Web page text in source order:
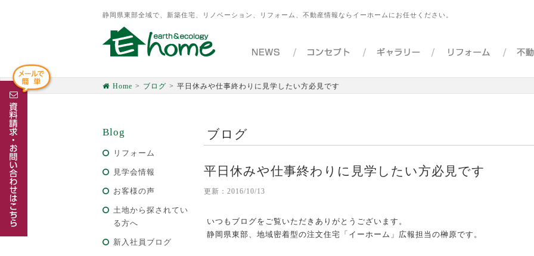
静岡県東部全域で、新築住宅、リノベーション、リフォーム、不動産情報ならイーホームにお任せください。
Home ブログ 平日休みや仕事終わりに見学したい方必見です
Blog
リフォーム
見学会情報
お客様の声
土地から探されてい
る方へ
新入社員ブログ
ブログ
平日休みや仕事終わりに見学したい方必見です
更新：2016/10/13
いつもブログをご覧いただきありがとうございます。
静岡県東部、地域密着型の注文住宅「イーホーム」広報担当の榊原です。